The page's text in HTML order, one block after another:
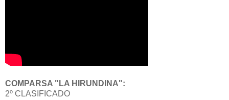
COMPARSA "LA HIRUNDINA":
2º CLASIFICADO